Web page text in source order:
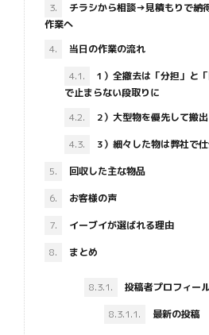
3.
チラシから相談→見積もりで納
作業へ
4.
当日の作業の流れ
4.1.
1）全撤去は「分担」と
で止まらない段取りに
4.2.
2）大型物を優先して搬
4.3.
3）細々した物は弊社で
5.
回収した主な物品
6.
お客様の声
7.
イーブイが選ばれる理由
8.
まとめ
8.3.1.
投稿者プロフィー
8.3.1.1.
最新の投稿